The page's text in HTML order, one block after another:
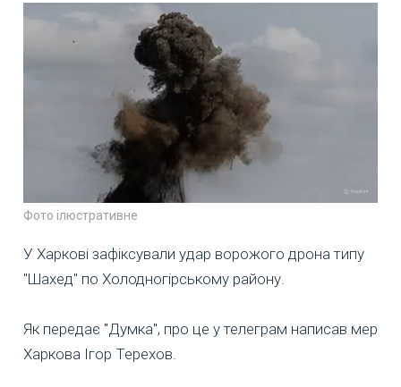
Фото ілюстративне
У Харкові зафіксували удар ворожого дрона типу
"Шахед" по Холодногірському району.
Як передає "Думка", про це у телеграм написав мер
Харкова Ігор Терехов.